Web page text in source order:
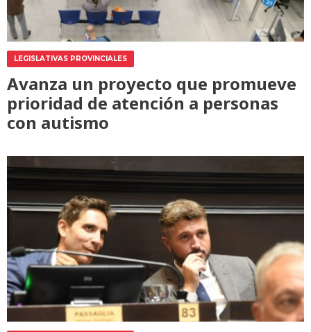
LEGISLATIVAS PROVINCIALES
Avanza un proyecto que promueve
prioridad de atención a personas
con autismo